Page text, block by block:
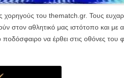
χορηγούς του thematch.gr. Τους
στον αθλητικό μας ιστότοπο και με
ποδόσφαιρο να έρθει στις οθόνες του